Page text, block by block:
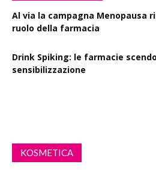
Al via la campagna Menopausa
ruolo della farmacia
Drink Spiking: le farmacie
sensibilizzazione
KOSMETICA